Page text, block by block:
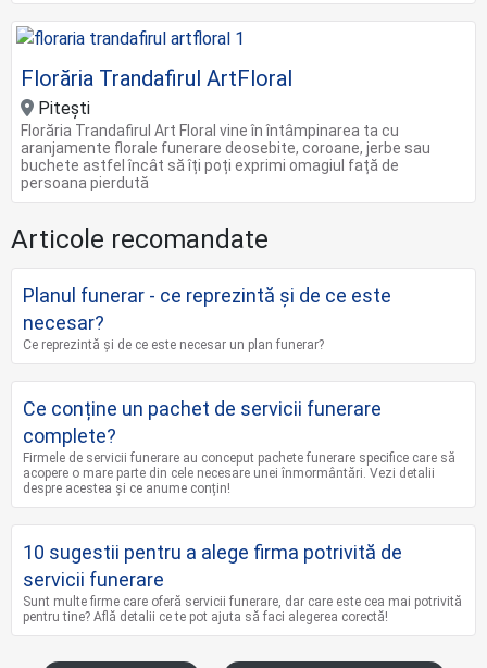
Florăria Trandafirul ArtFloral
Piteşti
Florăria Trandafirul Art Floral vine în întâmpinarea ta cu
aranjamente florale funerare deosebite, coroane, jerbe sau
buchete astfel încât să îți poți exprimi omagiul față de
persoana pierdută
Articole recomandate
Planul funerar - ce reprezintă și de ce este
necesar?
Ce reprezintă și de ce este necesar un plan funerar?
Ce conține un pachet de servicii funerare
complete?
Firmele de servicii funerare au conceput pachete funerare specifice care să
acopere o mare parte din cele necesare unei înmormântări. Vezi detalii
despre acestea și ce anume conțin!
10 sugestii pentru a alege firma potrivită de
servicii funerare
Sunt multe firme care oferă servicii funerare, dar care este cea mai potrivită
pentru tine? Află detalii ce te pot ajuta să faci alegerea corectă!